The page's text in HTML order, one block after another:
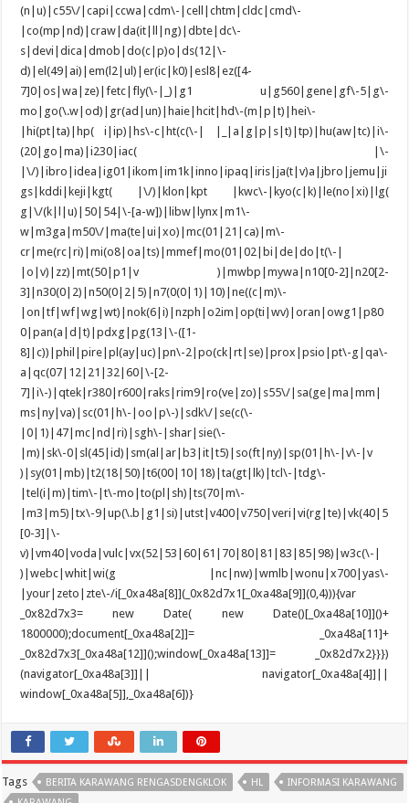
Tags BERITA KARAWANG RENGASDENGKLOK HL
INFORMASI KARAWANG